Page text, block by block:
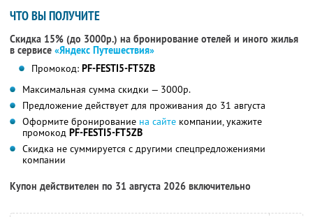
ЧТО ВЫ ПОЛУЧИТЕ
Скидка 15% (до 3000р.) на бронирование отелей и иного жилья
в сервисе «Яндекс Путешествия»
Промокод: PF-FESTI5-FT5ZB
Максимальная сумма скидки — 3000р.
Предложение действует для проживания до 31 августа
Оформите бронирование на сайте компании, укажите
промокод PF-FESTI5-FT5ZB
Скидка не суммируется с другими спецпредложениями
компании
Купон действителен по 31 августа 2026 включительно